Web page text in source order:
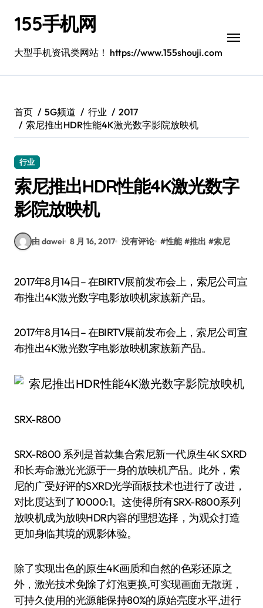
155手机网
大型手机资讯类网站！ https://www.155shouji.com
首页 5G频道 行业
2017
索尼推出HDR性能4K激光数字影院放映机
行业
索尼推出HDR性能4K激光数字
影院放映机
由 dawei 8 月 16, 2017 没有评论 #性能 #推出 #索尼
2017年8月14日– 在BIRTV展前发布会上，索尼公司宣
布推出4K激光数字电影放映机家族新产品。
2017年8月14日– 在BIRTV展前发布会上，索尼公司宣
布推出4K激光数字电影放映机家族新产品。
SRX-R800
SRX-R800 系列是首款集合索尼新一代原生4K SXRD
和长寿命激光光源于一身的放映机产品。此外，索
尼的广受好评的SXRD光学面板技术也进行了改进，
对比度达到了10000:1。这使得所有SRX-R800系列
放映机成为放映HDR内容的理想选择，为观众打造
更加身临其境的观影体验。
除了实现出色的原生4K画质和自然的色彩还原之
外，激光技术免除了灯泡更换,可实现画面无散斑，
可持久使用的光源能保持80%的原始亮度水平,进行